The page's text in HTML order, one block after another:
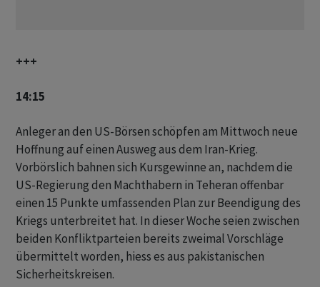
+++
14:15
Anleger an den US-Börsen schöpfen am Mittwoch neue
Hoffnung auf einen Ausweg aus dem Iran-Krieg.
Vorbörslich bahnen sich Kursgewinne an, nachdem die
US-Regierung den Machthabern in Teheran offenbar
einen 15 Punkte umfassenden Plan zur Beendigung des
Kriegs unterbreitet hat. In dieser Woche seien zwischen
beiden Konfliktparteien bereits zweimal Vorschläge
übermittelt worden, hiess es aus pakistanischen
Sicherheitskreisen.